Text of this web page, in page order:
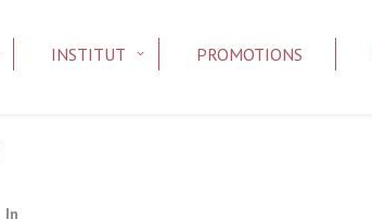
INSTITUT PROMOTIONS
In